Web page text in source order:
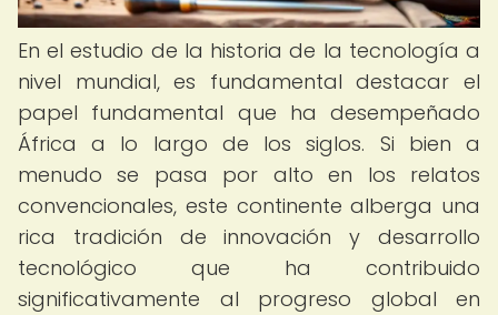
En el estudio de la historia de la tecnología a
nivel mundial, es fundamental destacar el
papel fundamental que ha desempeñado
África a lo largo de los siglos. Si bien a
menudo se pasa por alto en los relatos
convencionales, este continente alberga una
rica tradición de innovación y desarrollo
tecnológico que ha contribuido
significativamente al progreso global en